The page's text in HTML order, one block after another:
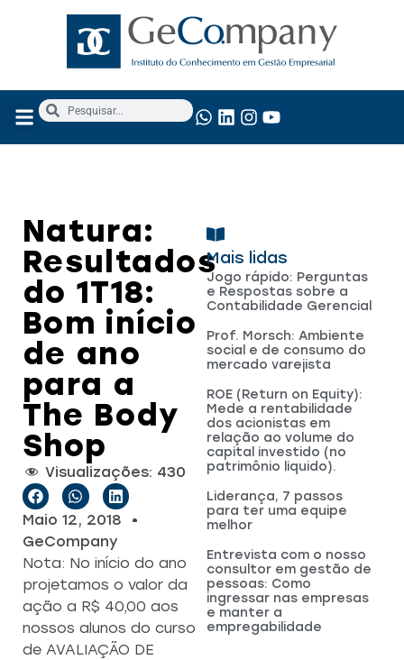
Natura:
Resultados
do 1T18:
Bom início
de ano
para a
The Body
Shop
Visualizações: 430
Maio 12, 2018
GeCompany
Nota: No início do ano
projetamos o valor da
ação a R$ 40,00 aos
nossos alunos do curso
de AVALIAÇÃO DE
Mais lidas
Jogo rápido: Perguntas
e Respostas sobre a
Contabilidade Gerencial
Prof. Morsch: Ambiente
social e de consumo do
mercado varejista
ROE (Return on Equity):
Mede a rentabilidade
dos acionistas em
relação ao volume do
capital investido (no
patrimônio liquido).
Liderança, 7 passos
para ter uma equipe
melhor
Entrevista com o nosso
consultor em gestão de
pessoas: Como
ingressar nas empresas
e manter a
empregabilidade